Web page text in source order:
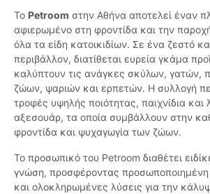
Το Petroom στην Αθήνα αποτελεί έναν
αφιερωμένο στη φροντίδα και την
όλα τα είδη κατοικιδίων. Σε ένα ζεστό
περιβάλλον, διατίθεται ευρεία γκάμα
καλύπτουν τις ανάγκες σκύλων, γατών,
ζώων, ψαριών και ερπετών. Η συλλογή
τροφές υψηλής ποιότητας, παιχνίδια και
αξεσουάρ, τα οποία συμβάλλουν στην
φροντίδα και ψυχαγωγία των ζώων.
Το προσωπικό του Petroom διαθέτει
γνώση, προσφέροντας
και ολοκληρωμένες λύσεις για την